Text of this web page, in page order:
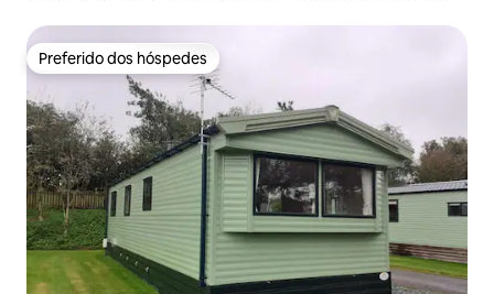
Preferido dos hóspedes
Preferido dos hóspedes